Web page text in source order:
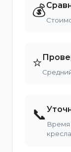
💰
⭐
📞
Время
кресла